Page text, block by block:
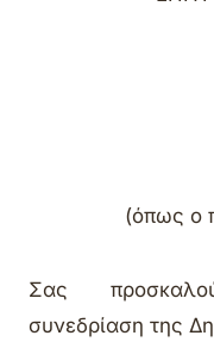
(όπως ο
Σας
συνεδρίαση της